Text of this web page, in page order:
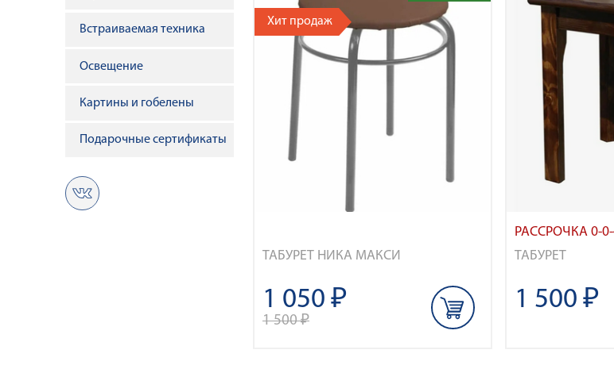
ТАБУРЕТ НИКА МАКСИ
Хит продаж
1 050 ₽
1 500 ₽
РАССРОЧКА 0-
ТАБУРЕТ
1 500 ₽
Встраиваемая техника
Освещение
Картины и гобелены
Подарочные сертификаты